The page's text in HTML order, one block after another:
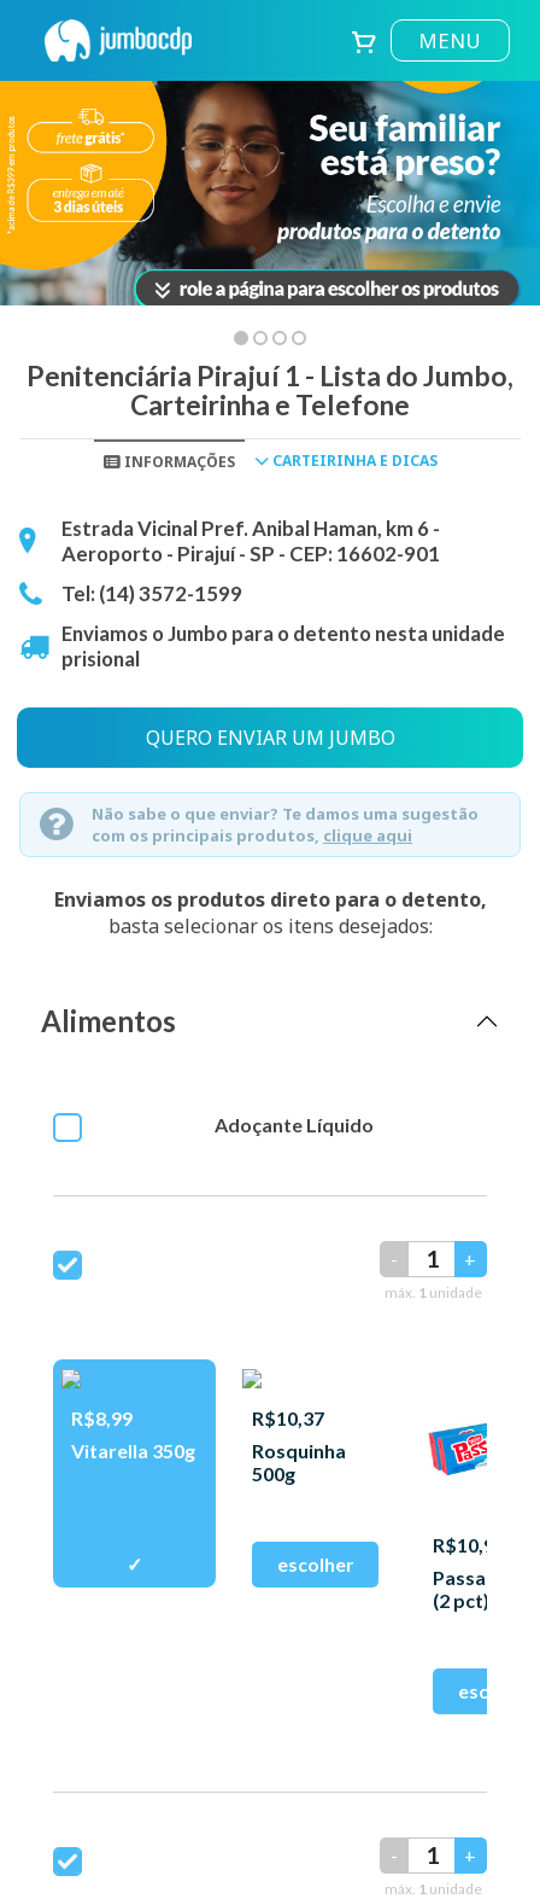
MENU
Penitenciária Pirajuí 1 - Lista do Jumbo,
Carteirinha e Telefone
INFORMAÇÕES CARTEIRINHA E DICAS
Estrada Vicinal Pref. Anibal Haman, km 6 -
Aeroporto - Pirajuí - SP - CEP: 16602-901
Tel: (14) 3572-1599
Enviamos o Jumbo para o detento nesta unidade
prisional
QUERO ENVIAR UM JUMBO
Não sabe o que enviar? Te damos uma sugestão
com os principais produtos, clique aqui
Enviamos os produtos direto para o detento,
basta selecionar os itens desejados:
Alimentos
Adoçante Líquido
- +
máx. 1 unidade
R$8,99
Vitarella 350g
R$10,37
Rosquinha
500g
R$10,97
Passa
(2 pct) 150g
- +
máx. 1 unidade